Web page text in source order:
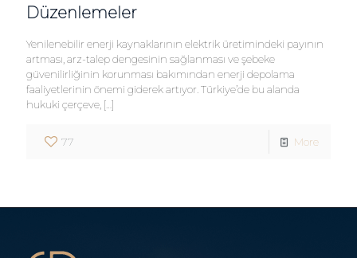
Düzenlemeler
Yenilenebilir enerji kaynaklarının elektrik üretimindeki payının
artması, arz-talep dengesinin sağlanması ve şebeke
güvenilirliğinin korunması bakımından enerji depolama
faaliyetlerinin önemi giderek artıyor. Türkiye’de bu alanda
hukuki çerçeve, […]
77 More